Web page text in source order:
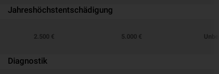
Jahreshöchstentschädigung
2.500 € 5.000 €
Diagnostik